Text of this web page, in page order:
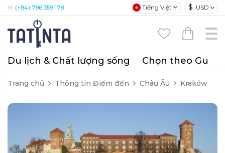
M: (+84) 786 359 178 Tiếng Việt $ USD
Du lịch & Chất lượng sống Chọn theo Gu
Trang chủ Thông tin Điểm đến Châu Âu Kraków